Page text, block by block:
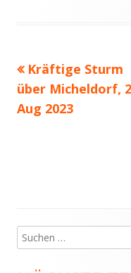
Vorheriger
Beitrag:
Kräftige Sturm
über Micheldorf,
Aug 2023
Haupt-
Suchen
nach: